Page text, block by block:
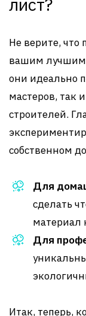
лист?
Не верите, что
вашим лучшим
они идеально
мастеров, так
строителей.
собственном
Для
сделать
материал
Для
Итак, теперь,